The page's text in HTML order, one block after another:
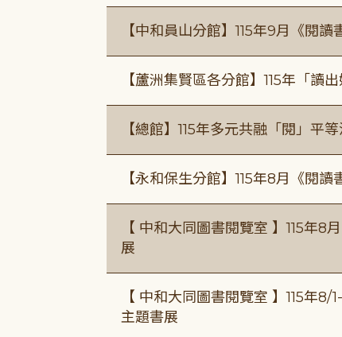
【中和員山分館】115年9月《閱
【蘆洲集賢區各分館】115年「讀
【總館】115年多元共融「閱」平
【永和保生分館】115年8月《閱
【 中和大同圖書閱覽室 】115年
展
【 中和大同圖書閱覽室 】115年
主題書展